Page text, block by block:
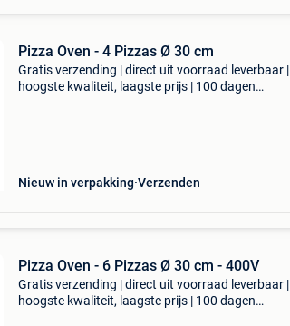
Pizza Oven - 4 Pizzas Ø 30 cm
Gratis verzending | direct uit voorraad leverbaar |
hoogste kwaliteit, laagste prijs | 100 dagen
Nieuw in verpakking Verzenden
Pizza Oven - 6 Pizzas Ø 30 cm - 400V
Gratis verzending | direct uit voorraad leverbaar |
hoogste kwaliteit, laagste prijs | 100 dagen